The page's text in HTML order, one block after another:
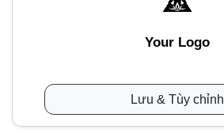
Your Logo
Lưu & Tùy chỉnh